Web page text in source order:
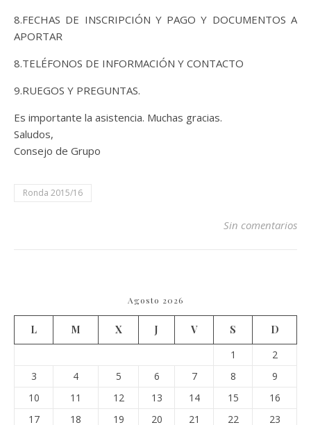
8.FECHAS DE INSCRIPCIÓN Y PAGO Y DOCUMENTOS A
APORTAR
8.TELÉFONOS DE INFORMACIÓN Y CONTACTO
9.RUEGOS Y PREGUNTAS.
Es importante la asistencia. Muchas gracias.
Saludos,
Consejo de Grupo
Ronda 2015/16
Sin comentarios
Agosto 2026
L M X J V S
D
1
2
3
4 5 6 7 8
9
10
11 12 13 14 15
16
17
18 19 20 21 22 23